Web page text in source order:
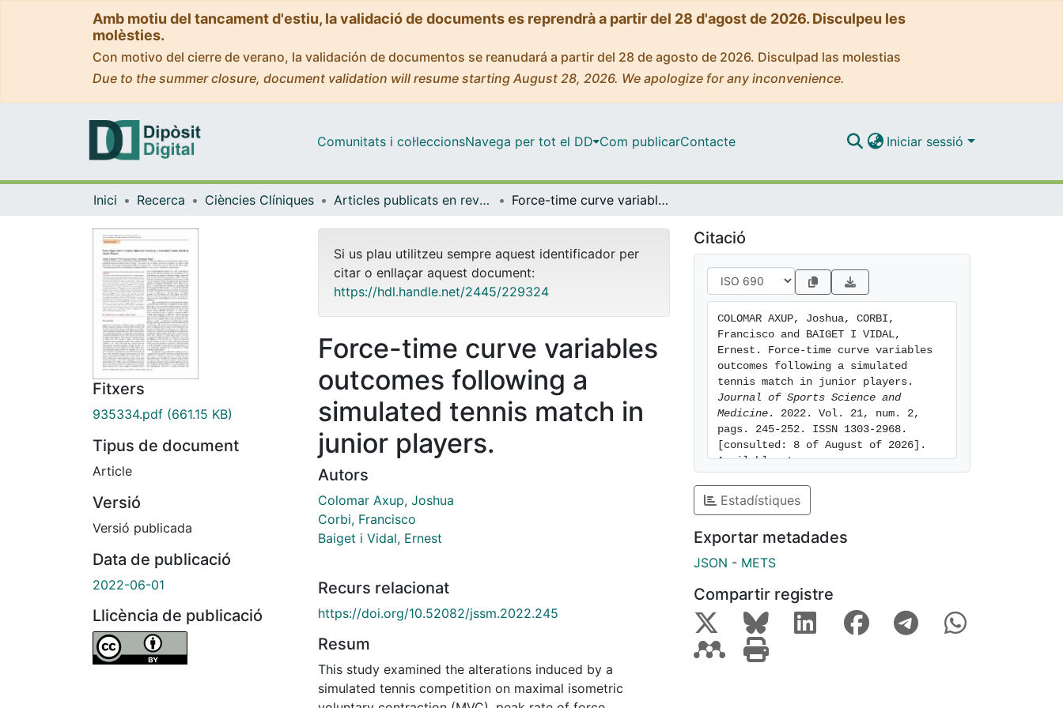
Amb motiu del tancament d'estiu, la validació de documents es reprendrà a partir del 28 d'agost de 2026. Disculpeu les
molèsties.
Con motivo del cierre de verano, la validación de documentos se reanudará a partir del 28 de agosto de 2026. Disculpad las molestias
Due to the summer closure, document validation will resume starting August 28, 2026. We apologize for any inconvenience.
Comunitats i col·leccionsNavega per tot el DD Com publicarContacte Iniciar sessió
Inici Recerca Ciències Clíniques Articles publicats en revistes (Ciències Clíniques) Force-time curve variables outcomes following a simulated tennis match in junior players.
Fitxers
935334.pdf (661.15 KB)
Tipus de document
Article
Versió
Versió publicada
Data de publicació
2022-06-01
Llicència de publicació
Si us plau utilitzeu sempre aquest identificador per
citar o enllaçar aquest document:
https://hdl.handle.net/2445/229324
Force-time curve variables
outcomes following a
simulated tennis match in
junior players.
Autors
Colomar Axup, Joshua
Corbi, Francisco
Baiget i Vidal, Ernest
Recurs relacionat
https://doi.org/10.52082/jssm.2022.245
Resum
This study examined the alterations induced by a
simulated tennis competition on maximal isometric
Citació
COLOMAR AXUP, Joshua, CORBI,
Francisco and BAIGET I VIDAL,
Ernest. Force-time curve variables
outcomes following a simulated
Journal of Sports Science and
Medicine . 2022. Vol. 21, num. 2,
pags. 245-252. ISSN 1303-2968.
[consulted: 8 of August of 2026].
Available at:
Estadístiques
Exportar metadades
JSON - METS
Compartir registre